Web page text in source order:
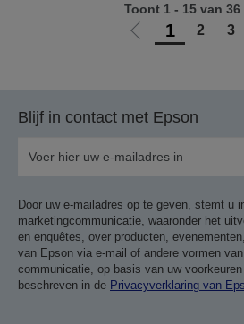
Ga
1 2 3
Toont 1 - 15 van 36
Blijf in contact met Epson
Door uw e-mailadres op te geven, stemt u
marketingcommunicatie, waaronder het
en enquêtes, over producten,
van Epson via e-mail of andere vormen
communicatie, op basis van uw
beschreven in de Privacyverklaring van